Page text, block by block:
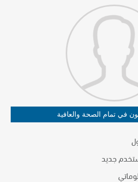
في تمام الصحة والعافية
جديد